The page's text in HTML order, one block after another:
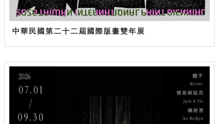
中華民國第二十二屆國際版畫雙年展